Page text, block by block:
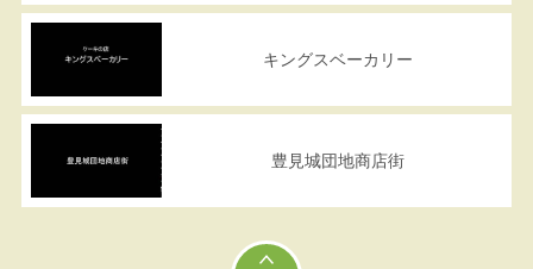
キングスベーカリー
豊見城団地商店街